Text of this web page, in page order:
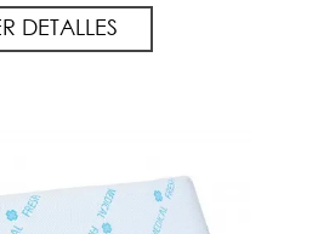
DETALLES